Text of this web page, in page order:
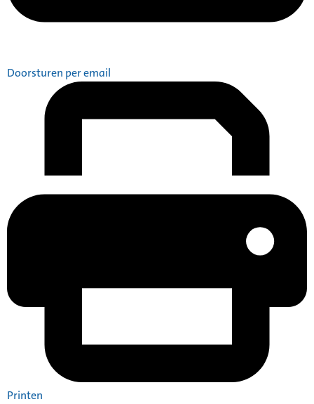
Doorsturen per email
Printen